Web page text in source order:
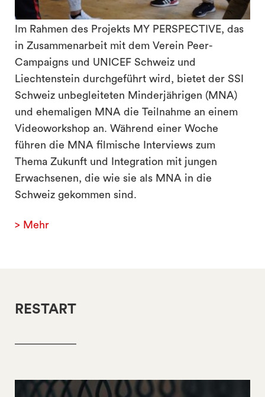
Im Rahmen des Projekts MY PERSPECTIVE, das
in Zusammenarbeit mit dem Verein Peer-
Campaigns und UNICEF Schweiz und
Liechtenstein durchgeführt wird, bietet der SSI
Schweiz unbegleiteten Minderjährigen (MNA)
und ehemaligen MNA die Teilnahme an einem
Videoworkshop an. Während einer Woche
führen die MNA filmische Interviews zum
Thema Zukunft und Integration mit jungen
Erwachsenen, die wie sie als MNA in die
Schweiz gekommen sind.
> Mehr
RESTART